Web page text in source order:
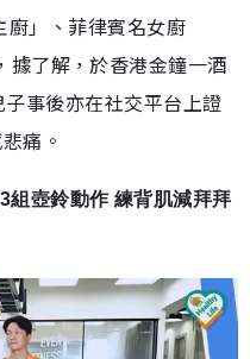
廚」、菲律賓名女廚
了解，於香港金鐘一酒
事後亦在社交平台上證
痛。
壺鈴動作 練背肌減拜拜